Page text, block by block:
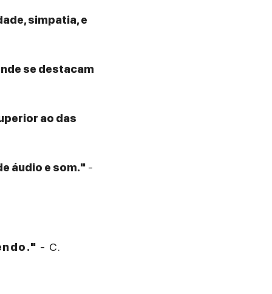
simpatia, e
se destacam
ao das
áudio e som." -
- C.